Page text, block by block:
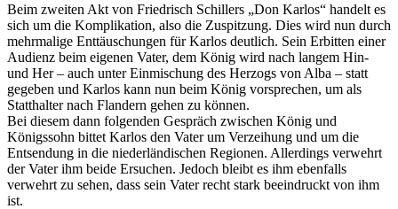
Beim zweiten Akt von Friedrisch Schillers „Don Karlos“ handelt es
sich um die Komplikation, also die Zuspitzung. Dies wird nun durch
mehrmalige Enttäuschungen für Karlos deutlich. Sein Erbitten einer
Audienz beim eigenen Vater, dem König wird nach langem Hin-
und Her – auch unter Einmischung des Herzogs von Alba – statt
gegeben und Karlos kann nun beim König vorsprechen, um als
Statthalter nach Flandern gehen zu können.
Bei diesem dann folgenden Gespräch zwischen König und
Königssohn bittet Karlos den Vater um Verzeihung und um die
Entsendung in die niederländischen Regionen. Allerdings verwehrt
der Vater ihm beide Ersuchen. Jedoch bleibt es ihm ebenfalls
verwehrt zu sehen, dass sein Vater recht stark beeindruckt von ihm
ist.